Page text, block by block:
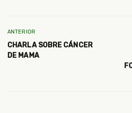
ANTERIOR
CHARLA SOBRE CÁNCER
DE MAMA